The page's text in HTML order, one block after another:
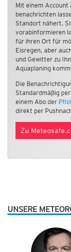
Mit einem Account
benachrichten
Standort nähert.
vorabinformieren
für ihren Ort für
Eisregen, aber
und Gewitter zu
Aquaplaning
Die
Standardmäßig
einem Abo der
direkt per
Zu
UNSERE